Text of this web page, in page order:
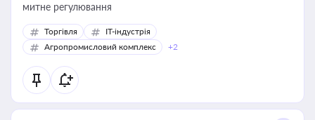
митне регулювання
Торгівля
IT-індустрія
Агропромисловий комплекс
+2